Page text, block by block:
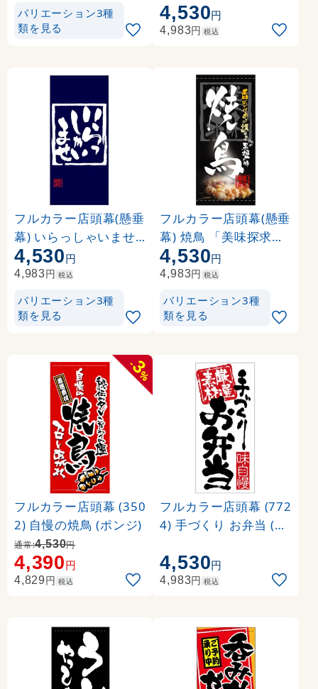
バリエーション3種
類を見る
4,530円
4,983円 税込
フルカラー店頭幕(懸垂
幕) いらっしゃいませ(
紺地) 素材:ポンジ (694
86)
4,530円
4,983円 税込
バリエーション3種
類を見る
フルカラー店頭幕(懸垂
幕) 焼鳥 「美味探求」
黒・白抜 素材:ポンジ (
3497)
4,530円
4,983円 税込
バリエーション3種
類を見る
-
3
%
フルカラー店頭幕 (350
2) 自慢の焼鳥 (ポンジ)
通常:4,530円
4,390円
4,829円 税込
フルカラー店頭幕 (772
4) 手づくり お弁当 (ポ
4,530円
4,983円 税込